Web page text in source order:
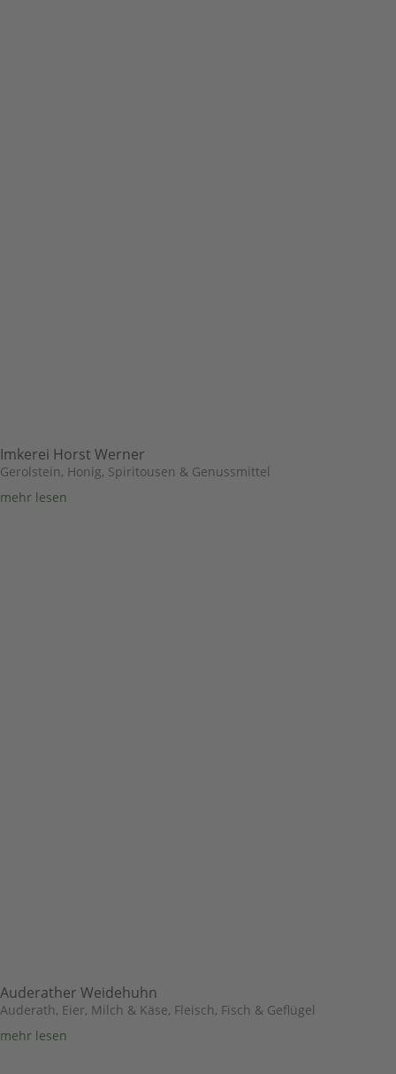
Imkerei Horst Werner
Gerolstein, Honig, Spiritousen & Genussmittel
mehr lesen
Auderather Weidehuhn
Auderath, Eier, Milch & Käse, Fleisch, Fisch & Geflügel
mehr lesen